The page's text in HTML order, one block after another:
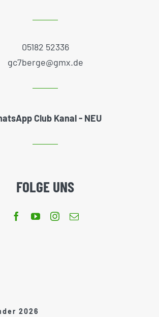
05182 52336
gc7berge@gmx.de
Club Kanal - NEU
FOLGE UNS
2026